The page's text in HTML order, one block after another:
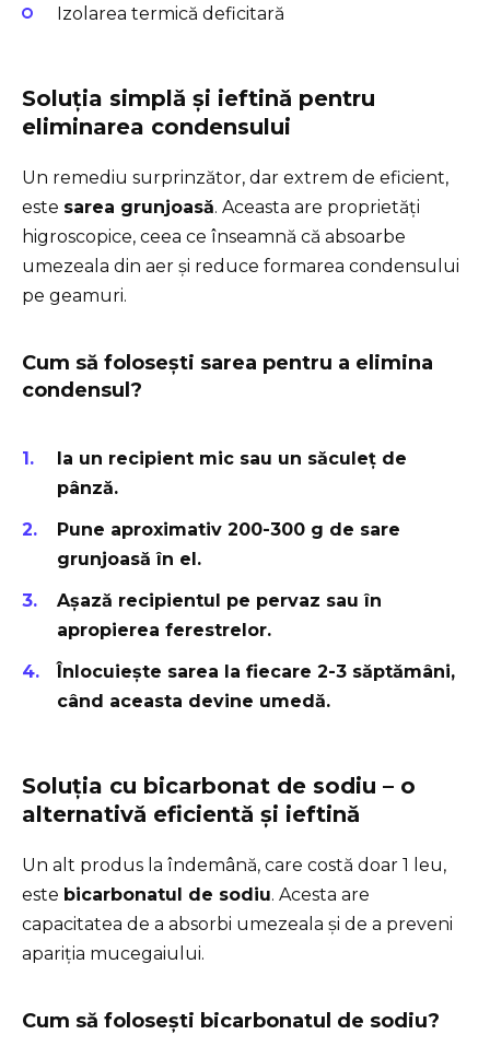
Izolarea termică deficitară
Soluția simplă și ieftină pentru
eliminarea condensului
Un remediu surprinzător, dar extrem de eficient,
este sarea grunjoasă. Aceasta are proprietăți
higroscopice, ceea ce înseamnă că absoarbe
umezeala din aer și reduce formarea condensului
pe geamuri.
Cum să folosești sarea pentru a elimina
condensul?
Ia un recipient mic sau un săculeț de
pânză.
Pune aproximativ 200-300 g de sare
grunjoasă în el.
Așază recipientul pe pervaz sau în
apropierea ferestrelor.
Înlocuiește sarea la fiecare 2-3 săptămâni,
când aceasta devine umedă.
Soluția cu bicarbonat de sodiu – o
alternativă eficientă și ieftină
Un alt produs la îndemână, care costă doar 1 leu,
este bicarbonatul de sodiu. Acesta are
capacitatea de a absorbi umezeala și de a preveni
apariția mucegaiului.
Cum să folosești bicarbonatul de sodiu?